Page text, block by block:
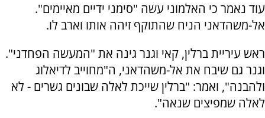
עוד נאמר כי האלמוני עשה "סימני ידיים מאיימים".
אל-משהדאני הניח שהתוקף זיהה אותו וארב לו.
ראש עיריית ברלין, קאי וגנר גינה את "המעשה הפחדני".
וגנר גם שיבח את אל-משהדאני, ה"מחוייב לדיאלוג
ולהבנה", ואמר: "ברלין שייכת לאלה שבונים גשרים - לא
לאלה שמפיצים שנאה".